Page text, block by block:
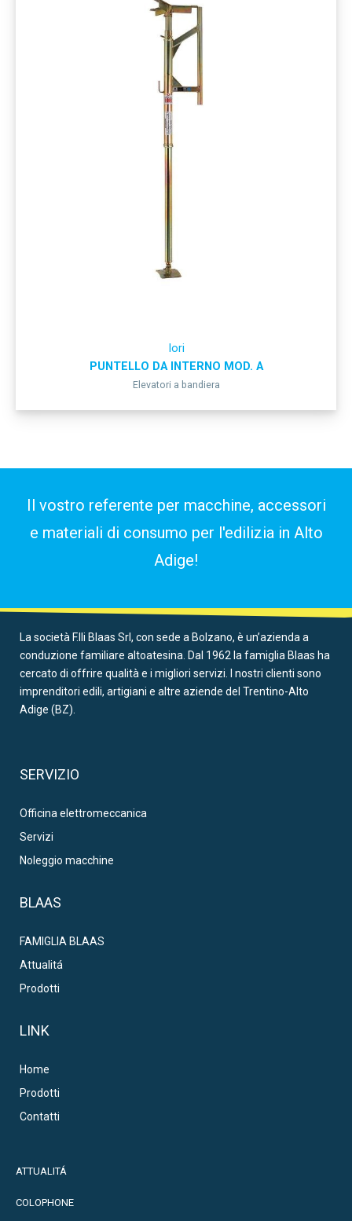
Iori
PUNTELLO DA INTERNO MOD. A
Elevatori a bandiera
Il vostro referente per macchine, accessori
e materiali di consumo per l'edilizia in Alto
Adige!
La società F.lli Blaas Srl, con sede a Bolzano, è un’azienda a
conduzione familiare altoatesina. Dal 1962 la famiglia Blaas ha
cercato di offrire qualità e i migliori servizi. I nostri clienti sono
imprenditori edili, artigiani e altre aziende del Trentino-Alto
Adige (BZ).
SERVIZIO
Officina elettromeccanica
Servizi
Noleggio macchine
BLAAS
FAMIGLIA BLAAS
Attualitá
Prodotti
LINK
Home
Prodotti
Contatti
ATTUALITÁ
COLOPHONE